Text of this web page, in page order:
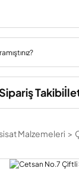
Takibi
Malzemeleri